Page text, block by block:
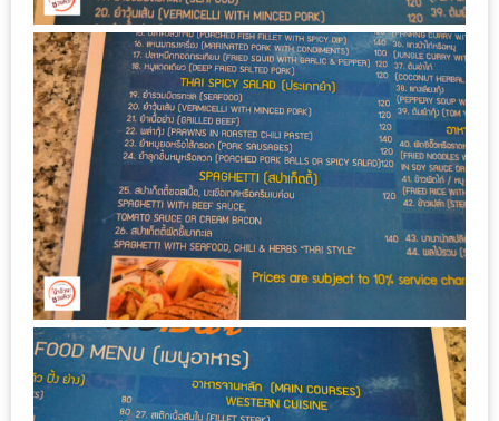
ENEWS
อ้วน
ชวน
หิว
ข้าว
อะไร
เอ่ย
อร่อย
ที่สุด?
งาน
แฟร์